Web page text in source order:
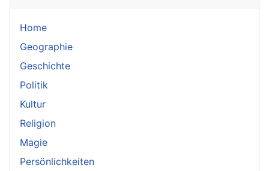
Home
Geographie
Geschichte
Politik
Kultur
Religion
Magie
Persönlichkeiten